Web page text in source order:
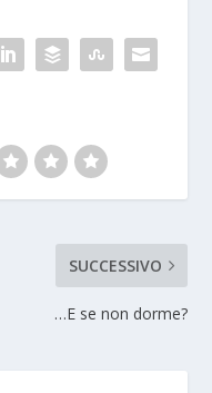
SUCCESSIVO
…E se non dorme?